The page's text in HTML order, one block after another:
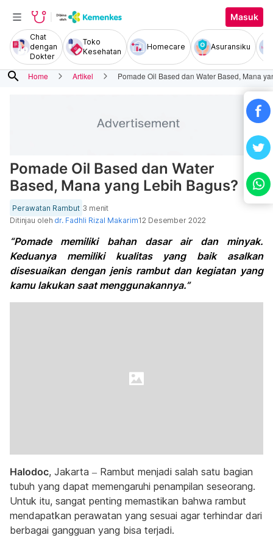
Masuk
Chat
dengan
Dokter
Toko
Kesehatan
Homecare Asuransiku
search Home Artikel Pomade Oil Based dan Water Based, Mana
Pomade Oil Based dan Water
Based, Mana yang Lebih Bagus?
Perawatan Rambut 3 menit
Ditinjau oleh dr. Fadhli Rizal Makarim12 Desember 2022
“Pomade memiliki bahan dasar air dan minyak.
Keduanya memiliki kualitas yang baik asalkan
disesuaikan dengan jenis rambut dan kegiatan yang
kamu lakukan saat menggunakannya.”
Halodoc, Jakarta – Rambut menjadi salah satu bagian
tubuh yang dapat memengaruhi penampilan seseorang.
Untuk itu, sangat penting memastikan bahwa rambut
mendapatkan perawatan yang sesuai agar terhindar dari
berbagai gangguan yang bisa terjadi.